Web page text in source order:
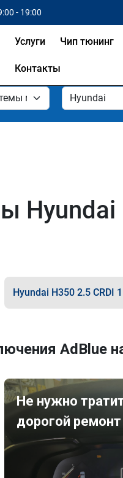
- 19:00
Услуги Чип тюнинг
Контакты
Hyundai
Hyundai H350 2.5 CRDI
AdBlue
Не нужно
дорогой